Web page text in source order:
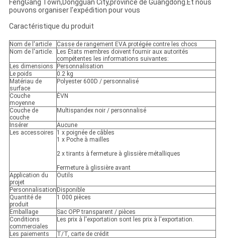
FengGang Town,Dongguan City,province de Guangdong.Et nous
pouvons organiser l'expédition pour vous
Caractéristique du produit
Nom de l'article
Casse de rangement EVA protégée contre les chocs
Nom de l'article.
Les États membres doivent fournir aux autorités
compétentes les informations suivantes:
Les dimensions
Personnalisation
Le poids
0.2 kg
Matériau de
surface
Polyester 600D / personnalisé
Couche
moyenne
ÉVN
Couche de
couche
Multispandex noir / personnalisé
Insérer
Aucune
Les accessoires 1 x poignée de câbles
1 x Poche à mailles
2 x tirants à fermeture à glissière métalliques
Fermeture à glissière avant
Application du
projet
Outils
Personnalisation Disponible
Quantité de
produit
1 000 pièces
Emballage
Sac OPP transparent / pièces
Conditions
commerciales
Les prix à l'exportation sont les prix à l'exportation.
Les paiements T/T, carte de crédit